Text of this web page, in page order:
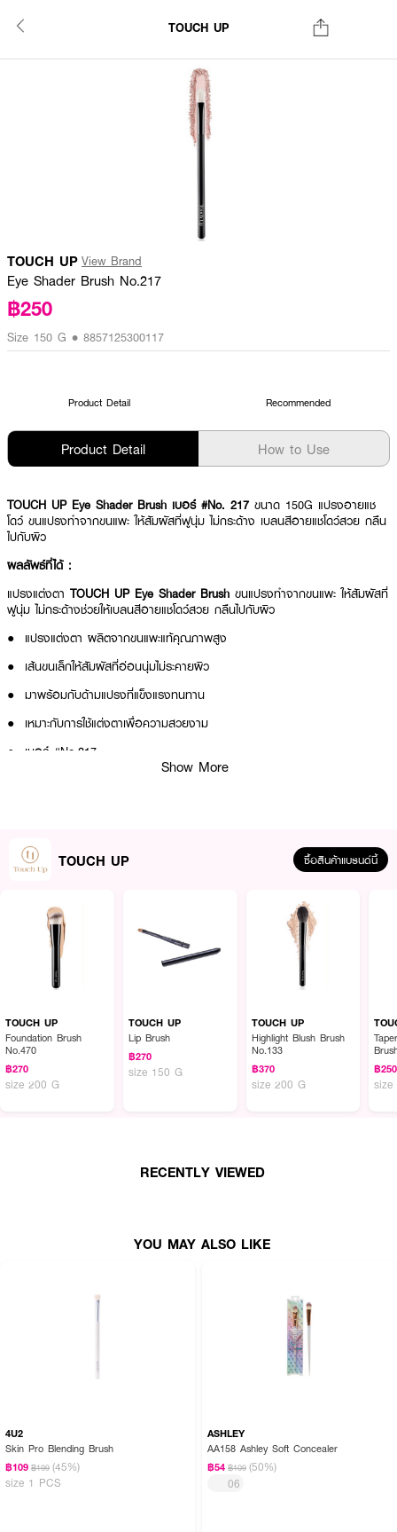
TOUCH UP
TOUCH UP View Brand
Eye Shader Brush No.217
฿250
Size 150 G • 8857125300117
Product Detail Recommended
Product Detail How to Use
TOUCH UP Eye Shader Brush เบอร์ #No. 217 ขนาด 150G แปรงอายแช
โดว์ ขนแปรงทำจากขนแพะ ให้สัมผัสที่ฟูนุ่ม ไม่กระด้าง เบลนสีอายแชโดว์สวย กลืน
ไปกับผิว
ผลลัพธ์ที่ได้ :
แปรงแต่งตา TOUCH UP Eye Shader Brush ขนแปรงทำจากขนแพะ ให้สัมผัสที่
ฟูนุ่ม ไม่กระด้างช่วยให้เบลนสีอายแชโดว์สวย กลืนไปกับผิว
● แปรงแต่งตา ผลิตจากขนแพะแท้คุณภาพสูง
● เส้นขนเล็กให้สัมผัสที่อ่อนนุ่มไม่ระคายผิว
● มาพร้อมกับด้ามแปรงที่แข็งแรงทนทาน
● เหมาะกับการใช้แต่งตาเพื่อความสวยงาม
● เบอร์ #No.217
ฝุ่นให้เนียนสวย
Show More
TOUCH UP ซื้อสินค้าแบรนด์นี้
TOUCH UP
Foundation Brush
No.470
฿270
size 200 G
TOUCH UP
Lip Brush
฿270
size 150 G
TOUCH UP
Highlight Blush Brush
No.133
฿370
size 200 G
฿250
size
RECENTLY VIEWED
YOU MAY ALSO LIKE
4U2
Skin Pro Blending Brush
฿109 ฿199 (45%)
size 1 PCS
ASHLEY
AA158 Ashley Soft Concealer
฿54 ฿109 (50%)
06